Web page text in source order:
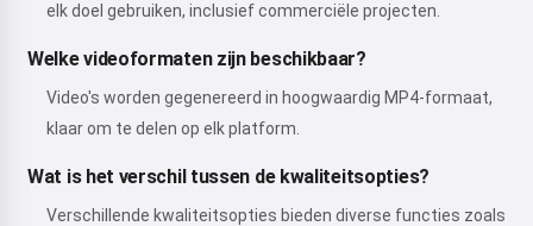
elk doel gebruiken, inclusief commerciële projecten.
Welke videoformaten zijn beschikbaar?
Video's worden gegenereerd in hoogwaardig MP4-formaat,
klaar om te delen op elk platform.
Wat is het verschil tussen de kwaliteitsopties?
Verschillende kwaliteitsopties bieden diverse functies zoals